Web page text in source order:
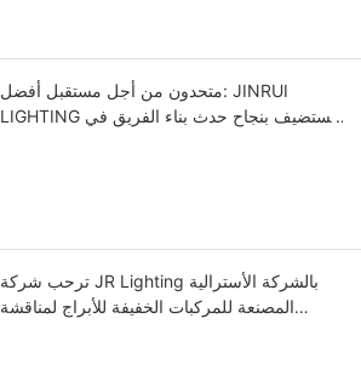
متحدون من أجل مستقبل أفضل: JINRUI
LIGHTING تستضيف بنجاح حدث بناء الفريق في
ترحب شركة JR Lighting بالشركة الأسترالية
المصنعة للمركبات الخفيفة للأبراج لمناقشة